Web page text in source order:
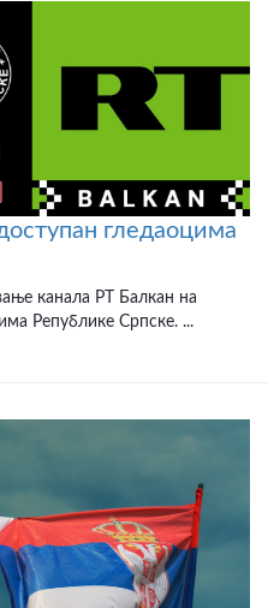
гледаоцима
канала РТ Балкан на
Републике Српске. ...